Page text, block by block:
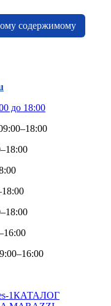
содержимому
до 18:00
КАТАЛОГ